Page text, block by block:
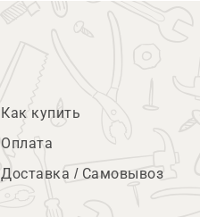
Как купить
Оплата
Доставка / Самовывоз